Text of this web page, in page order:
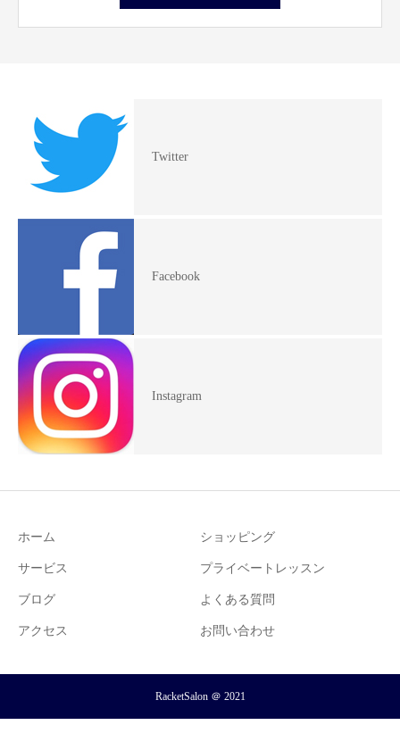
Twitter
Facebook
Instagram
ホーム ショッピング
サービス プライベートレッスン
ブログ よくある質問
アクセス お問い合わせ
RacketSalon ＠ 2021